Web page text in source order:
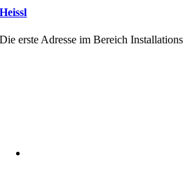
Heissl
Die erste Adresse im Bereich